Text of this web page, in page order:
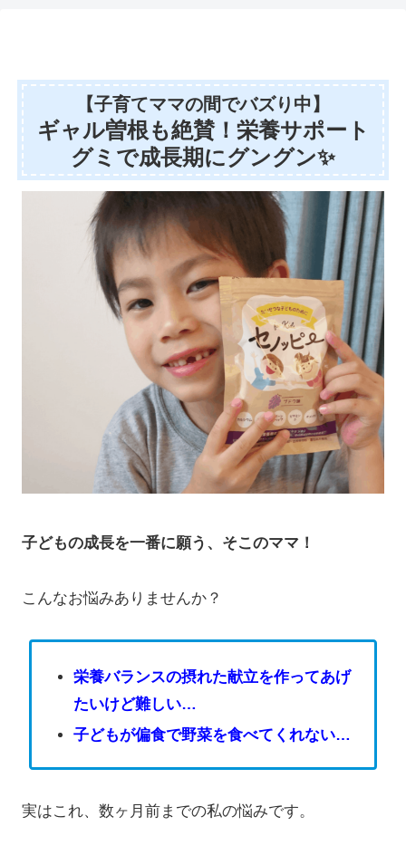
【子育てママの間でバズり中】
ギャル曽根も絶賛！栄養サポート
グミで成長期にグングン✨
子どもの成長を一番に願う、そこのママ！
こんなお悩みありませんか？
栄養バランスの摂れた献立を作ってあげ
たいけど難しい…
子どもが偏食で野菜を食べてくれない…
実はこれ、数ヶ月前までの私の悩みです。